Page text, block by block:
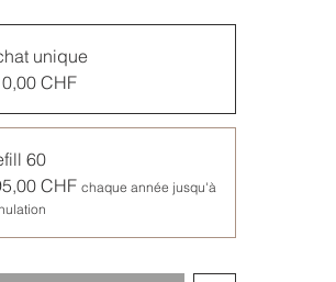
annuel se poursuit
si vous ne l'annulez pas
pouvez annuler votre
unique
CHF
60
CHF chaque année jusqu'à